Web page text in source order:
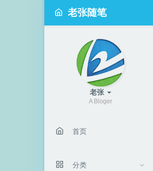
老张随笔
老张
A Bloger
首页
分类